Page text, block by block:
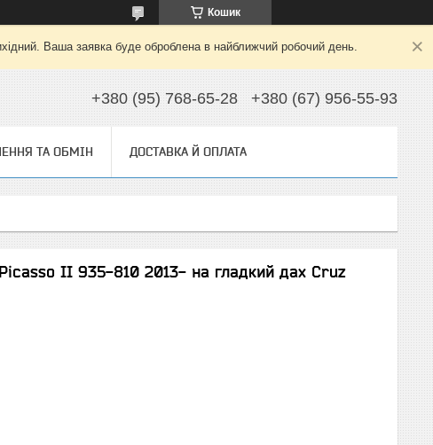
Кошик
Ваша заявка буде оброблена в найближчий робочий день.
+380 (95) 768-65-28 +380 (67) 956-55-93
ТА ОБМІН ДОСТАВКА Й ОПЛАТА
II 935-810 2013- на гладкий дах Cruz